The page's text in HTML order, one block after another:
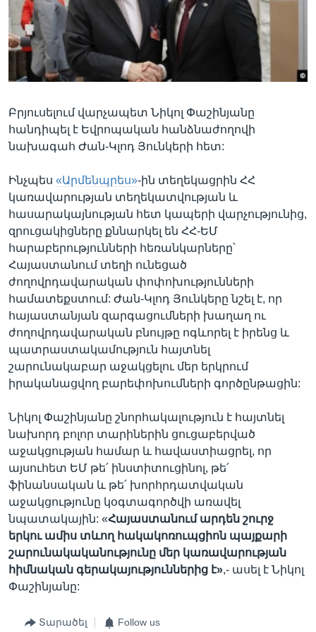
Լեզուներ
Բրյուսելում վարչապետ Նիկոլ Փաշինյանը
հանդիպել է Եվրոպական հանձնաժողովի
նախագահ Ժան-Կլոդ Յունկերի հետ:
Ինչպես «Արմենպրես»-ին տեղեկացրին ՀՀ
կառավարության տեղեկատվության և
հասարակայնության հետ կապերի վարչությունից,
զրուցակիցները քննարկել են ՀՀ-ԵՄ
հարաբերությունների հեռանկարները՝
Հայաստանում տեղի ունեցած
ժողովրդավարական փոփոխությունների
համատեքստում: Ժան-Կլոդ Յունկերը նշել է, որ
հայաստանյան զարգացումների խաղաղ ու
ժողովրդավարական բնույթը ոգևորել է իրենց և
պատրաստակամություն հայտնել
շարունակաբար աջակցելու մեր երկրում
իրականացվող բարեփոխումների գործընթացին:
Նիկոլ Փաշինյանը շնորհակալություն է հայտնել
նախորդ բոլոր տարիներին ցուցաբերված
աջակցության համար և հավաստիացրել, որ
այսուհետ ԵՄ թե՛ ինստիտուցինոլ, թե՛
ֆինանսական և թե՛ խորհրդատվական
աջակցությունը կօգտագործվի առավել
նպատակային: «Հայաստանում արդեն շուրջ
երկու ամիս տևող հակակոռուպցիոն պայքարի
շարունակականությունը մեր կառավարության
հիմնական գերակայություններից է»,- ասել է Նիկոլ
Փաշինյանը:
Տարածել Follow us